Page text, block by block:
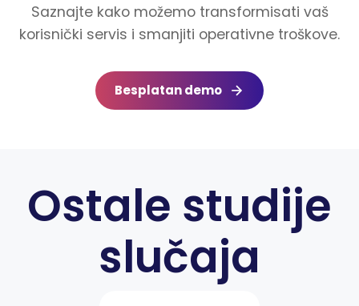
Saznajte kako možemo transformisati vaš
korisnički servis i smanjiti operativne troškove.
Besplatan demo
Ostale studije
slučaja